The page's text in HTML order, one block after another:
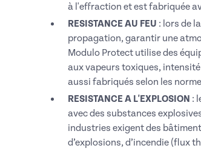
à l'effraction et est fabriquée
RESISTANCE AU FEU : l ors de
propagation, garantir une
Modulo Protect utilise des
aux vapeurs toxiques,
aussi fabriqués selon les
RESISTANCE A L'EXPLOSION : l
avec des substances
industries exigent des
d’explosions, d’incendie (flux